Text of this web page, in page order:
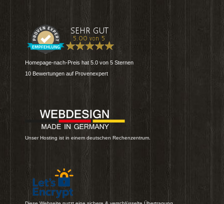
Homepage-nach-Preis hat 5.0 von 5 Sternen
10 Bewertungen auf Provenexpert
Unser Hosting ist in einem deutschen Rechenzentrum.